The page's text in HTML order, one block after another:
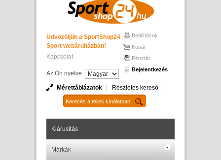
Üdvözöljük a SportShop24
Sport webáruházban!
Kapcsolat
Az Ön nyelve:
Beállítások
Kosár
Pénztár
Bejelentkezés
Mérettáblázatok Részletes kereső
Kiárusítás
Márkák